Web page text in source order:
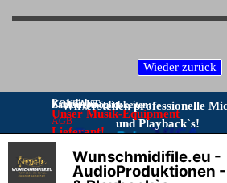
Rechtliches:
AGB
DATENSCHUTZ
Online–
KONTAKT:
Bitte Kontakt nur per E-Mail:
info@wunschmidifile.eu
Zahlungsmöglichkeiten:
Wir erstellen professionelle
und Playback`s!
Unser Musik-Equipment
Lieferant!
Vorkasse per Überweisung
Wunschmidifile.eu -
AudioProduktionen
X